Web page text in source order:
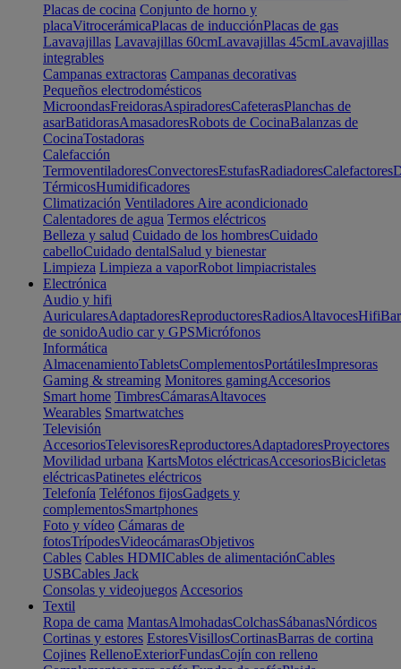
Placas de cocina Conjunto de horno y
placaVitrocerámicaPlacas de inducciónPlacas de gas
Lavavajillas Lavavajillas 60cmLavavajillas 45cmLavavajillas
integrables
Campanas extractoras Campanas decorativas
Pequeños electrodomésticos
MicroondasFreidorasAspiradoresCafeterasPlanchas de
asarBatidorasAmasadoresRobots de CocinaBalanzas de
CocinaTostadoras
Calefacción
TermoventiladoresConvectoresEstufasRadiadoresCalefactores
TérmicosHumidificadores
Climatización Ventiladores Aire acondicionado
Calentadores de agua Termos eléctricos
Belleza y salud Cuidado de los hombresCuidado
cabelloCuidado dentalSalud y bienestar
Limpieza Limpieza a vaporRobot limpiacristales
Electrónica
Audio y hifi
AuricularesAdaptadoresReproductoresRadiosAltavocesHifi
de sonidoAudio car y GPSMicrófonos
Informática
AlmacenamientoTabletsComplementosPortátilesImpresoras
Gaming & streaming Monitores gamingAccesorios
Smart home TimbresCámarasAltavoces
Wearables Smartwatches
Televisión
AccesoriosTelevisoresReproductoresAdaptadoresProyectores
Movilidad urbana KartsMotos eléctricasAccesoriosBicicletas
eléctricasPatinetes eléctricos
Telefonía Teléfonos fijosGadgets y
complementosSmartphones
Foto y vídeo Cámaras de
fotosTrípodesVideocámarasObjetivos
Cables Cables HDMICables de alimentaciónCables
USBCables Jack
Consolas y videojuegos Accesorios
Textil
Ropa de cama MantasAlmohadasColchasSábanasNórdicos
Cortinas y estores EstoresVisillosCortinasBarras de cortina
Cojines RellenoExteriorFundasCojín con relleno